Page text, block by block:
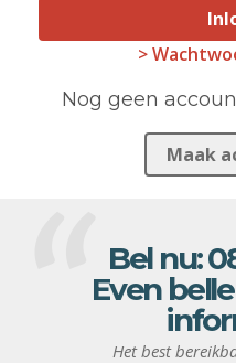
>
Nog geen
Maak
Bel nu:
Even
Het best